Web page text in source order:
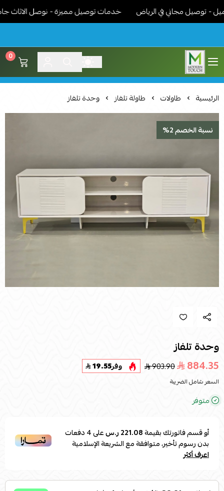
مجاني في الرياض خدمات توصيل مميزة - نوصل الاثاث جاهز
اثاث مودرن لمسة عصرية
0
الرئيسية طاولات طاولة تلفاز وحدة تلفاز
نسبة الخصم 2%
وحدة تلفاز
884.35
903.90 وفر19.55
السعر شامل الضريبة
متوفر
أو قسم فاتورتك بقيمة221.08 ر.س على4دفعات
بدون رسوم تأخير، متوافقة مع الشريعة الإسلامية
اعرف أكثر